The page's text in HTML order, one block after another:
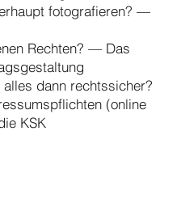
fotografieren? —
Rechten? — Das
dann rechtssicher?
(online
KSK